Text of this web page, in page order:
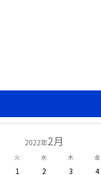
2022年2月
火 水 木 金
1 2 3 4